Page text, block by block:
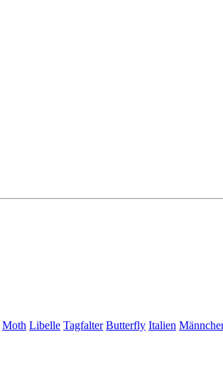
Moth Libelle Tagfalter Butterfly Italien